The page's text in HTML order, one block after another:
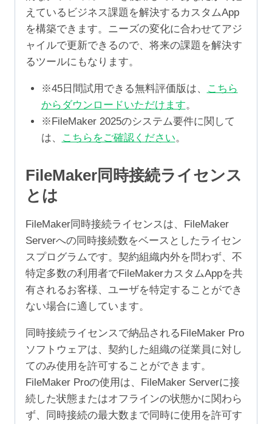
えているビジネス課題を解決するカスタムApp
を構築できます。ニーズの変化に合わせてアジ
ャイルで更新できるので、将来の課題を解決す
るツールにもなります。
※45日間試用できる無料評価版は、
こちら
からダウンロードいただけます。
※FileMaker 2025のシステム要件に関して
は、
こちらをご確認ください。
FileMaker同時接続ライセンス
とは
FileMaker同時接続ライセンスは、FileMaker
Serverへの同時接続数をベースとしたライセン
スプログラムです。契約組織内外を問わず、不
特定多数の利用者でFileMakerカスタムAppを共
有されるお客様、ユーザを特定することができ
ない場合に適しています。
同時接続ライセンスで納品されるFileMaker Pro
ソフトウェアは、契約した組織の従業員に対し
てのみ使用を許可することができます。
FileMaker Proの使用は、FileMaker Serverに接
続した状態またはオフラインの状態かに関わら
ず、同時接続の最大数まで同時に使用を許可す